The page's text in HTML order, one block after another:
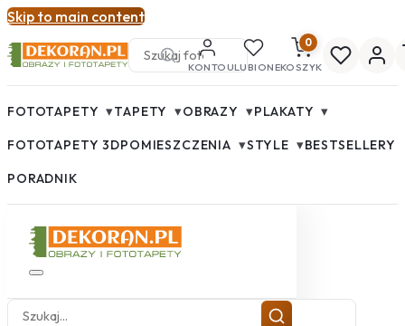
Skip to main content
KONTOULUBIONE
0
KOSZYK
FOTOTAPETY ▾TAPETY ▾OBRAZY ▾PLAKATY ▾
FOTOTAPETY 3DPOMIESZCZENIA ▾STYLE ▾BESTSELLERY
PORADNIK